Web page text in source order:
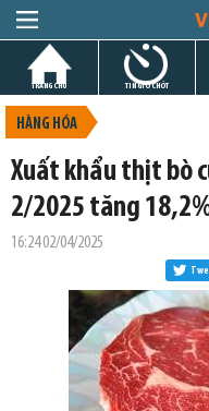
TRANG CHỦ TIN GIỜ CHÓT
HÀNG HÓA
Xuất khẩu thịt bò
2/2025 tăng
16:24 02/04/2025